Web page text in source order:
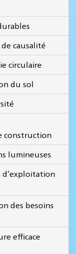
causalité
circulaire
du sol
construction
lumineuses
d’exploitation
des besoins
efficace